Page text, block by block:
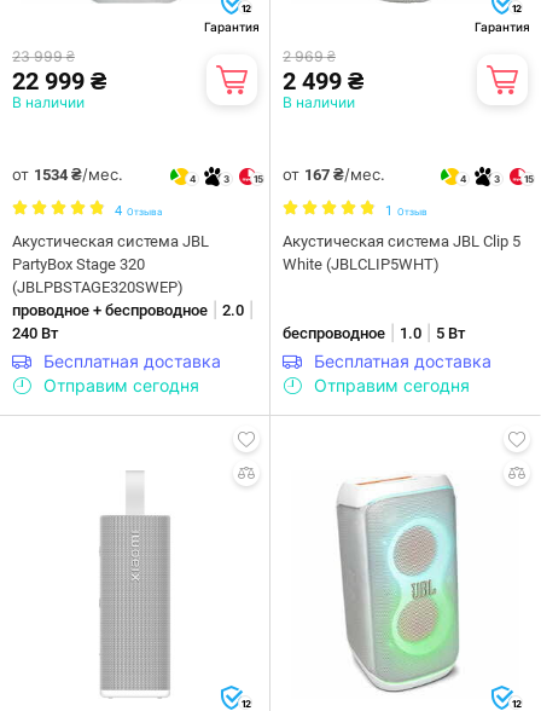
12
Гарантия
23 999 ₴
22 999 ₴
В наличии
от 1534 ₴/мес. 4 3 15
4 Отзыва
Акустическая система JBL
PartyBox Stage 320
(JBLPBSTAGE320SWEP)
проводное + беспроводное
2.0
240 Вт
Бесплатная доставка
Отправим сегодня
12
Гарантия
2 969 ₴
2 499 ₴
В наличии
от 167 ₴/мес. 4 3 15
1 Отзыв
Акустическая система JBL Clip 5
White (JBLCLIP5WHT)
беспроводное 1.0 5 Вт
Бесплатная доставка
Отправим сегодня
12 12